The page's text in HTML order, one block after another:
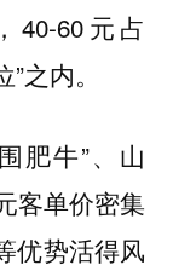
40-60元占
之内。
肥牛”、山
客单价密集
优势活得风